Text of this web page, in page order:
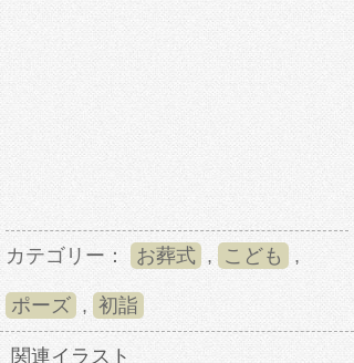
カテゴリー： お葬式 , こども ,
ポーズ , 初詣
関連イラスト